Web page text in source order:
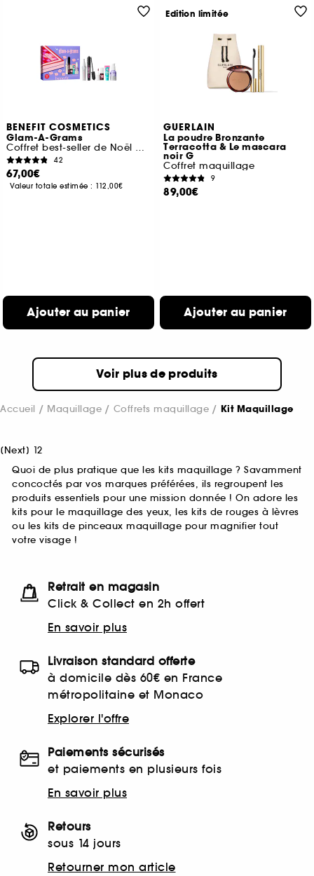
BENEFIT COSMETICS
Glam-A-Grams
Coffret best-seller de Noël maquillage et soins
42
67,00€
Valeur totale estimée : 112,00€
Ajouter au panier
GUERLAIN
La poudre Bronzante
Terracotta & Le mascara
noir G
Coffret maquillage
9
89,00€
Ajouter au panier
Edition limitée
Voir plus de produits
Accueil Maquillage Coffrets maquillage Kit Maquillage
[Next] 12
Quoi de plus pratique que les kits maquillage ? Savamment
concoctés par vos marques préférées, ils regroupent les
produits essentiels pour une mission donnée ! On adore les
kits pour le maquillage des yeux, les kits de rouges à lèvres
ou les kits de pinceaux maquillage pour magnifier tout
votre visage !
Retrait en magasin
Click & Collect en 2h offert
En savoir plus
Livraison standard offerte
à domicile dès 60€ en France
métropolitaine et Monaco
Explorer l'offre
Paiements sécurisés
et paiements en plusieurs fois
En savoir plus
Retours
sous 14 jours
Retourner mon article